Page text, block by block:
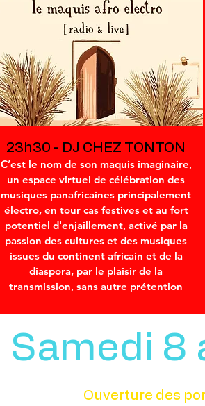
23h30 - DJ CHEZ TONTON
C’est le nom de son maquis imaginaire,
un espace virtuel de célébration des
musiques panafricaines principalement
électro, en tour cas festives et au fort
potentiel d'enjaillement, activé par la
passion des cultures et des musiques
issues du continent africain et de la
diaspora, par le plaisir de la
transmission, sans autre prétention
Samedi 8
Ouverture des